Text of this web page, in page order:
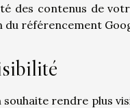
des contenus de
du référencement
rendre plus